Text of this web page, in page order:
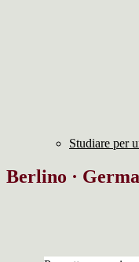
Studiare per
Berlino ·